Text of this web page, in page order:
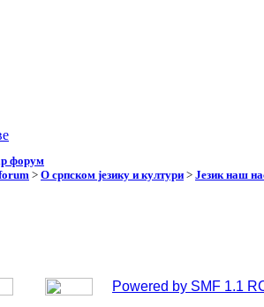
форум
> О српском језику и култури > Језик наш
Powered by SMF 1.1